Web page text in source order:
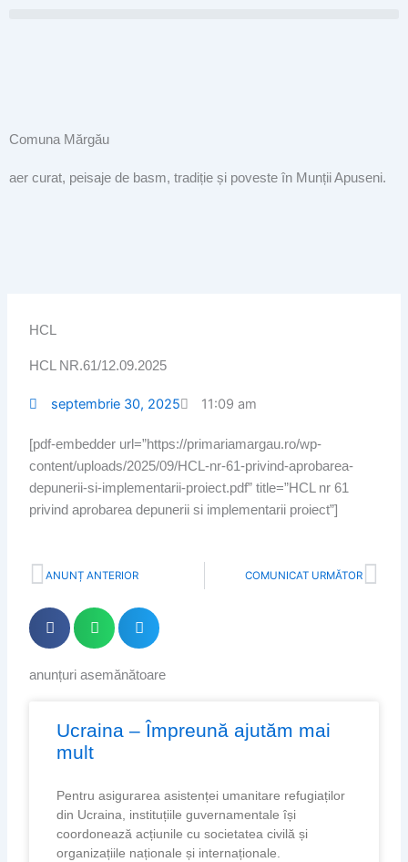
Comuna Mărgău
aer curat, peisaje de basm, tradiție și poveste în Munții Apuseni.
HCL
HCL NR.61/12.09.2025
septembrie 30, 2025 11:09 am
[pdf-embedder url=”https://primariamargau.ro/wp-
content/uploads/2025/09/HCL-nr-61-privind-aprobarea-
depunerii-si-implementarii-proiect.pdf” title=”HCL nr 61
privind aprobarea depunerii si implementarii proiect”]
Prev
ANUNȚ ANTERIOR COMUNICAT URMĂTOR
anunțuri asemănătoare
Ucraina – Împreună ajutăm mai
mult
Pentru asigurarea asistenței umanitare refugiaților
din Ucraina, instituțiile guvernamentale își
coordonează acțiunile cu societatea civilă și
organizațiile naționale și internaționale.